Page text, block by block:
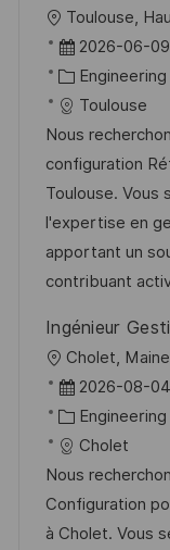
n
n
O
r
t
Toulouse,
D
a
t
u
m
d
e
r
V
r
ö
f
f
e
n
t
2026-06-09
K
a
t
e
g
o
r
i
Toulouse
Nous
configuration
Toulouse. Vous
l'expertise en
apportant un
contribuant
Ingénieur
O
r
t
Cholet,
D
a
t
u
m
d
2026-08-04
K
a
t
e
g
Cholet
Nous
Configuration
à Cholet. Vous